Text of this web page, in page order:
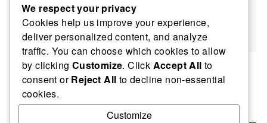
To article list
Related posts
We respect your privacy
Cookies help us improve your experience,
deliver personalized content, and analyze
traffic. You can choose which cookies to allow
by clicking Customize. Click Accept All to
consent orReject All to decline non-essential
cookies.
Customize